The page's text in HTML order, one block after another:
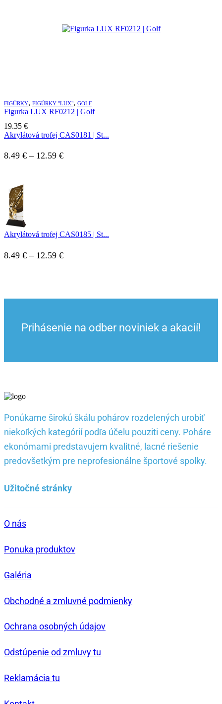
FIGÚRKY, FIGÚRKY "LUX", GOLF
Figurka LUX RF0212 | Golf
19.35 €
Akrylátová trofej CAS0181 | St...
8.49 € – 12.59 €Price
Akrylátová trofej CAS0185 | St...
8.49 € – 12.59 €Price
through
Prihásenie na odber noviniek a akacií!
Ponúkame širokú škálu pohárov rozdelených urobiť
niekoľkých kategórií podľa účelu pouziti ceny. Poháre
ekonómami predstavujem kvalitné, lacné riešenie
predovšetkým pre neprofesionálne športové spolky.
Užitočné stránky
O nás
Ponuka produktov
Galéria
Obchodné a zmluvné podmienky
Ochrana osobných údajov
Odstúpenie od zmluvy tu
Reklamácia tu